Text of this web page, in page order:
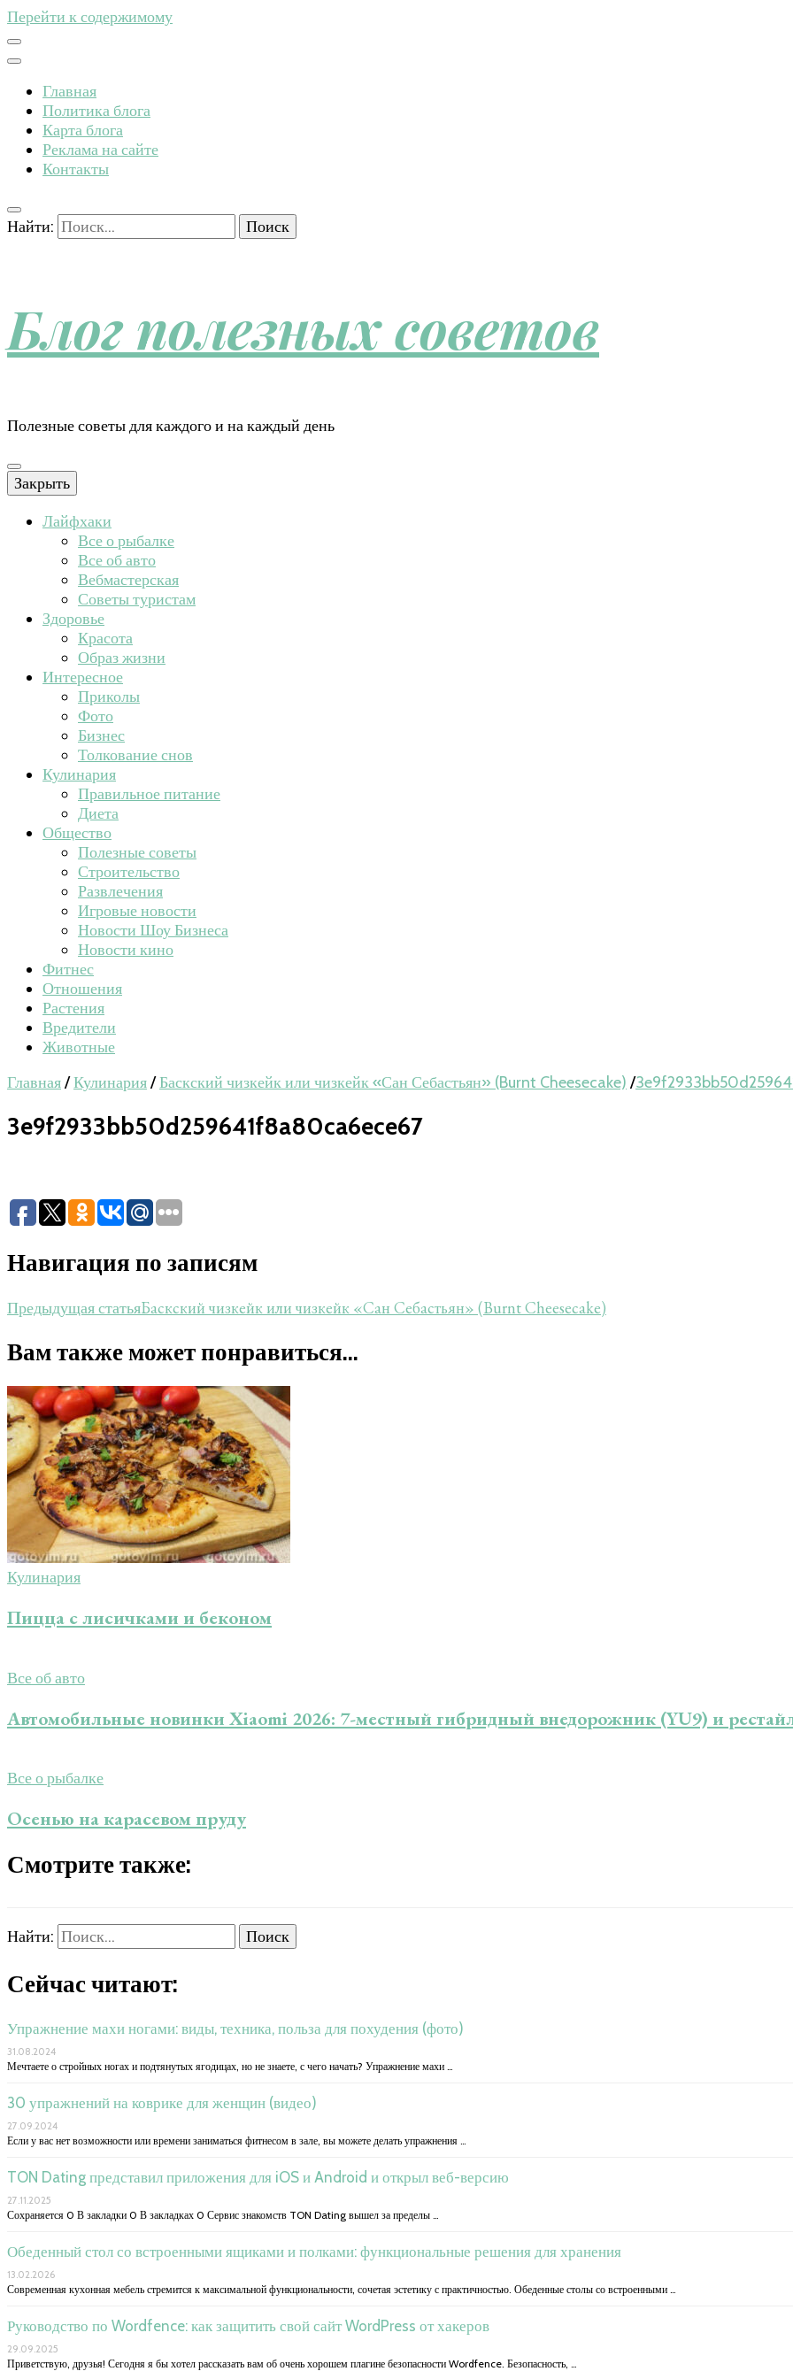
Перейти к содержимому
Главная
Политика блога
Карта блога
Реклама на сайте
Контакты
Найти:
Блог полезных советов
Полезные советы для каждого и на каждый день
Закрыть
Лайфхаки
Все о рыбалке
Все об авто
Вебмастерская
Советы туристам
Здоровье
Красота
Образ жизни
Интересное
Приколы
Фото
Бизнес
Толкование снов
Кулинария
Правильное питание
Диета
Общество
Полезные советы
Строительство
Развлечения
Игровые новости
Новости Шоу Бизнеса
Новости кино
Фитнес
Отношения
Растения
Вредители
Животные
Главная/Кулинария/Баскский чизкейк или чизкейк «Сан Себастьян» (Burnt Cheesecake) /
3e9f2933bb50d259641f8a80ca6ece67
Навигация по записям
Предыдущая статьяБаскский чизкейк или чизкейк «Сан Себастьян» (Burnt Cheesecake)
Вам также может понравиться...
Кулинария
Пицца с лисичками и беконом
Все об авто
Автомобильные новинки Xiaomi 2026: 7-местный гибридный внедорожник (YU9) и
Все о рыбалке
Осенью на карасевом пруду
Смотрите также:
Найти:
Сейчас читают:
Упражнение махи ногами: виды, техника, польза для похудения (фото)
31.08.2024
Мечтаете о стройных ногах и подтянутых ягодицах, но не знаете, с чего начать? Упражнение махи …
30 упражнений на коврике для женщин (видео)
27.09.2024
Если у вас нет возможности или времени заниматься фитнесом в зале, вы можете делать упражнения …
TON Dating представил приложения для iOS и Android и открыл веб-версию
27.11.2025
Сохраняется 0 В закладки 0 В закладках 0 Сервис знакомств TON Dating вышел за пределы …
Обеденный стол со встроенными ящиками и полками: функциональные решения для хранения
13.02.2026
Современная кухонная мебель стремится к максимальной функциональности, сочетая эстетику с практичностью. Обеденные столы со встроенными …
Руководство по Wordfence: как защитить свой сайт WordPress от хакеров
29.09.2025
Приветствую, друзья! Сегодня я бы хотел рассказать вам об очень хорошем плагине безопасности Wordfence. Безопасность, …